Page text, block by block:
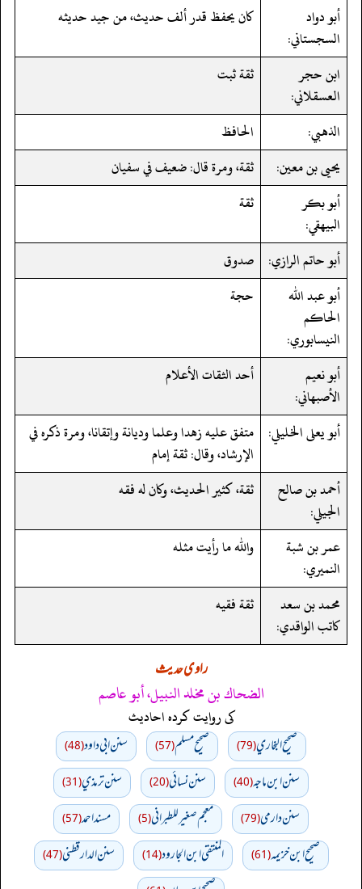
أبو دواد
السجستاني:
كان يحفظ قدر ألف حديث، من جيد حديثه
ابن حجر
العسقلاني:
ثقة ثبت
الذهبي:
الحافظ
يحيى بن معين:
ثقة، ومرة قال: ضعيف في سفيان
أبو بكر
البيهقي:
ثقة
أبو حاتم الرازي: صدوق
أبو عبد الله
الحاكم
النيسابوري:
حجة
أبو نعيم
الأصبهاني:
أحد الثقات الأعلام
أبو يعلى الخليلي: متفق عليه زهدا وعلما وديانة وإتقانا، ومرة ذكره في
الإرشاد، وقال: ثقة إمام
أحمد بن صالح
الجيلي:
ثقة، كثير الحديث، وكان له فقه
عمر بن شبة
النميري:
والله ما رأيت مثله
محمد بن سعد
كاتب الواقدي:
ثقة فقيه
راوی حدیث
الضحاك بن مخلد النبيل، أبو عاصم
کی روایت کردہ احادیث
صحيح البخاري(79) صحيح مسلم(57) سنن ابي داود(48)
سنن ابن ماجه(40) سنن نسائي(20) سنن ترمذي(31)
سنن دارمي(79) معجم صغير للطبراني(5) مسند احمد(57)
صحيح ابن خزيمه(61) المنتقى ابن الجارود(14) سنن الدارقطني(47)